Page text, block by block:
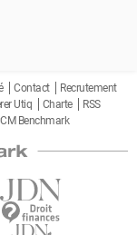
Contact
Recrutement
Utiq Charte
RSS
Benchmark